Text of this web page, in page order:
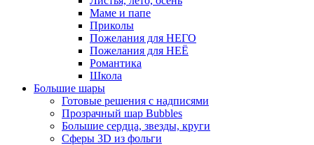
Маме и папе
Приколы
Пожелания для НЕГО
Пожелания для НЕЁ
Романтика
Школа
Большие шары
Готовые решения с надписями
Прозрачный шар Bubbles
Большие сердца, звезды, круги
Сферы 3D из фольги